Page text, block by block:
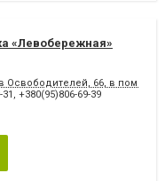
«Левобережная»
Освободителей, 66, в
, +380(95)806-69-39